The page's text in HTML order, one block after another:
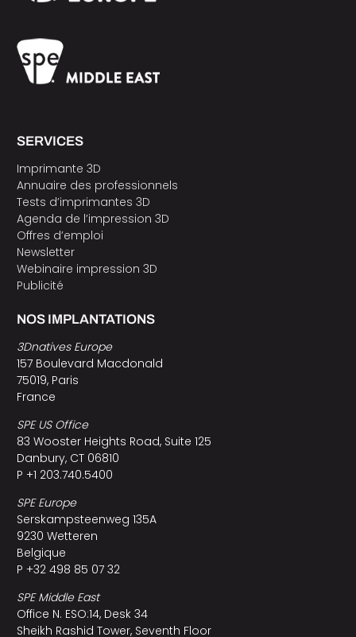
SERVICES
Imprimante 3D
Annuaire des professionnels
Tests d’imprimantes 3D
Agenda de l’impression 3D
Offres d’emploi
Newsletter
Webinaire impression 3D
Publicité
NOS IMPLANTATIONS
3Dnatives Europe
157 Boulevard Macdonald
75019, Paris
France
SPE US Office
83 Wooster Heights Road, Suite 125
Danbury, CT 06810
P +1 203.740.5400
SPE Europe
Serskampsteenweg 135A
9230 Wetteren
Belgique
P +32 498 85 07 32
SPE Middle East
Office N. ESO:14, Desk 34
Sheikh Rashid Tower, Seventh Floor